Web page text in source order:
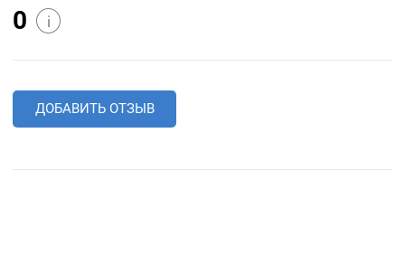
0 i
ДОБАВИТЬ ОТЗЫВ